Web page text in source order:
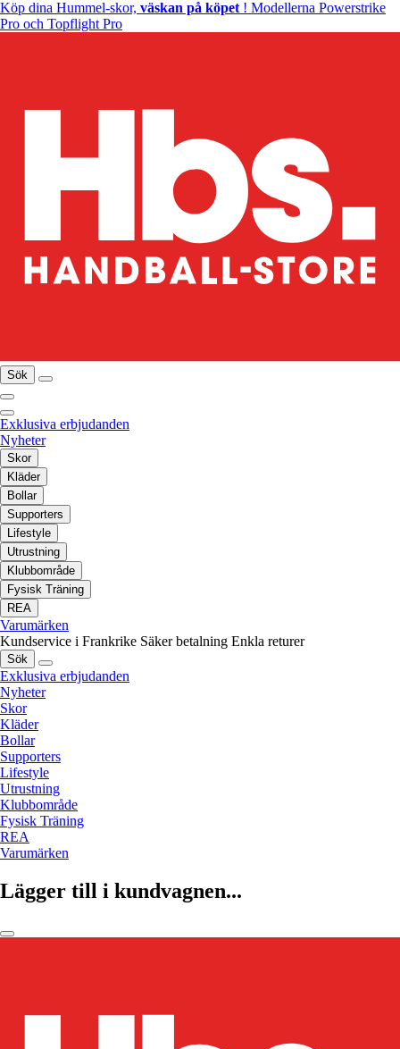
Köp dina Hummel-skor, väskan på köpet ! Modellerna Powerstrike
Pro och Topflight Pro
Sök
Exklusiva erbjudanden
Nyheter
Skor
Kläder
Bollar
Supporters
Lifestyle
Utrustning
Klubbområde
Fysisk Träning
REA
Varumärken
Kundservice i Frankrike Säker betalning Enkla returer
Sök
Exklusiva erbjudanden
Nyheter
Skor
Kläder
Bollar
Supporters
Lifestyle
Utrustning
Klubbområde
Fysisk Träning
REA
Varumärken
Lägger till i kundvagnen...